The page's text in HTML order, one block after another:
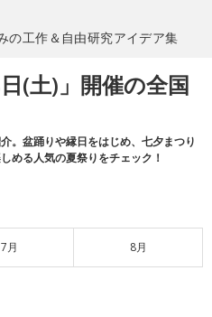
の工作＆自由研究アイデア集
(土)」開催の全国
。盆踊りや縁日をはじめ、七夕まつり
める人気の夏祭りをチェック！
7月 8月